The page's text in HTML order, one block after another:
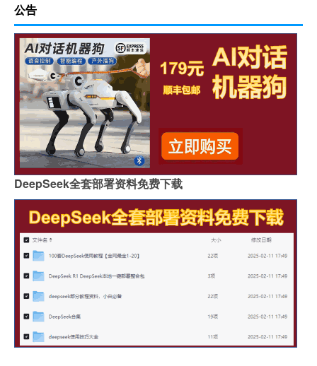
公告
DeepSeek全套部署资料免费下载